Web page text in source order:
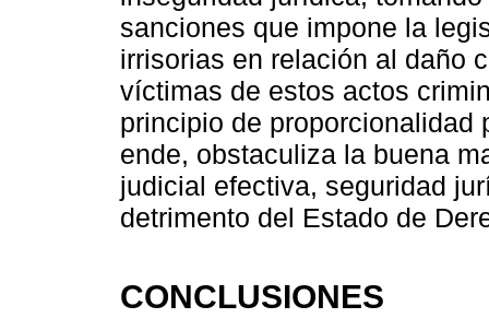
sanciones que impone la
irrisorias en relación al daño
víctimas de estos actos
principio de proporcionalidad
ende, obstaculiza la buena
judicial efectiva, seguridad
detrimento del Estado de
CONCLUSIONES